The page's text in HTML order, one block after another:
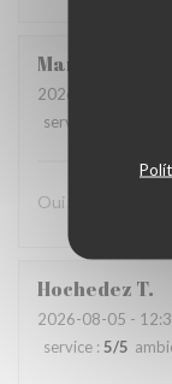
Mandy
2026-08-05
-
service
Oui avec plaisir
Hochedez T
2026-08-05 -
service : 5/5